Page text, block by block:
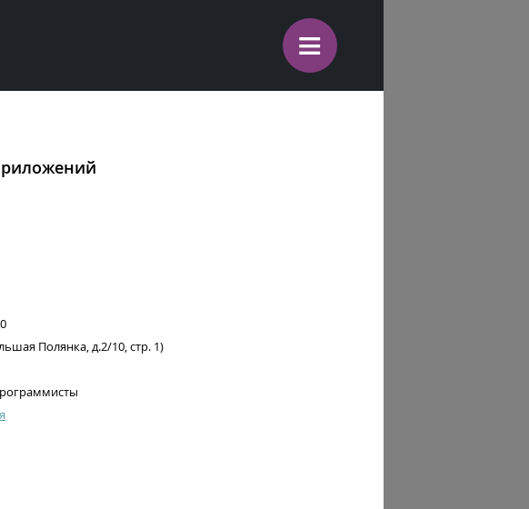
≡
Полянка, д.2/10, стр. 1)